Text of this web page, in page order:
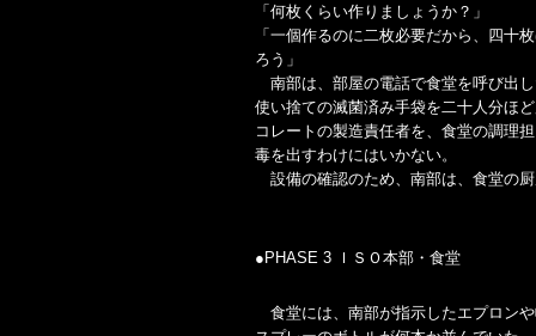
「何枚くらい作りましょうか？」
「一個作るのに二枚必要だから、四十
ろう」
南部は、部屋の電話で食堂を呼び出
使い捨ての滅菌済み手袋を二十人分ほ
コレートの製造責任者を、食堂の調理
毒を出すわけにはいかない。
設備の確認のため、南部は、食堂の
●PHASE 3 ＩＳＯ本部・食堂
食堂には、南部が指示したエプロン